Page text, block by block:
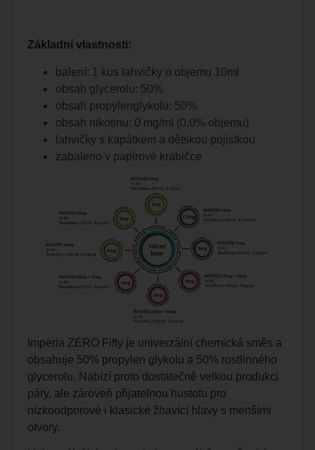
Základní vlastnosti:
balení: 1 kus lahvičky o objemu 10ml
obsah glycerolu: 50%
obsah propylenglykolu: 50%
obsah nikotinu: 0 mg/ml (0,0% objemu)
lahvičky s kapátkem a dětskou pojistkou
zabaleno v papírové krabičce
Imperia ZERO Fifty je univerzální chemická směs a
obsahuje 50% propylen glykolu a 50% rostlinného
glycerolu. Nabízí proto dostatečně velkou produkci
páry, ale zároveň přijatelnou hustotu pro
nízkoodporové i klasické žhavící hlavy s menšími
otvory.